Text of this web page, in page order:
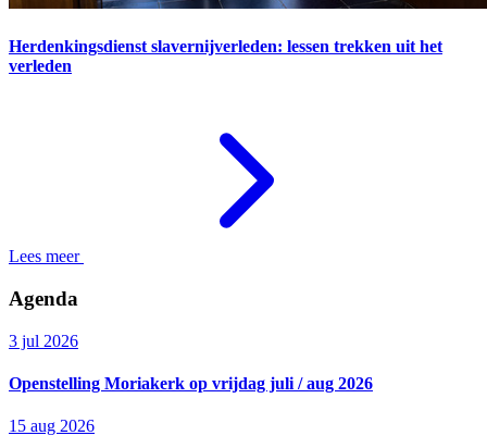
Herdenkingsdienst slavernijverleden: lessen trekken uit het
verleden
Lees meer
Agenda
3 jul 2026
Openstelling Moriakerk op vrijdag juli / aug 2026
15 aug 2026